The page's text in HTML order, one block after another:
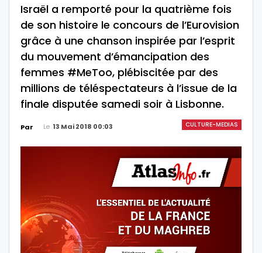
Israël a remporté pour la quatrième fois
de son histoire le concours de l’Eurovision
grâce à une chanson inspirée par l’esprit
du mouvement d’émancipation des
femmes #MeToo, plébiscitée par des
millions de téléspectateurs à l’issue de la
finale disputée samedi soir à Lisbonne.
CULTURE-MEDIAS
Par Le 13 Mai 2018 00:03